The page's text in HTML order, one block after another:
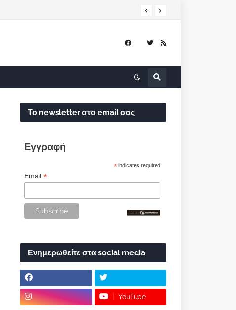
Το newsletter στο email σας
Εγγραφή
* indicates required
Email *
Ενημερωθείτε στα social media
YouTube